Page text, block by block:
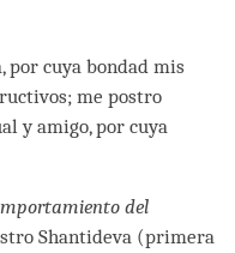
por cuya bondad mis
me postro
y amigo, por cuya
del
Shantideva (primera